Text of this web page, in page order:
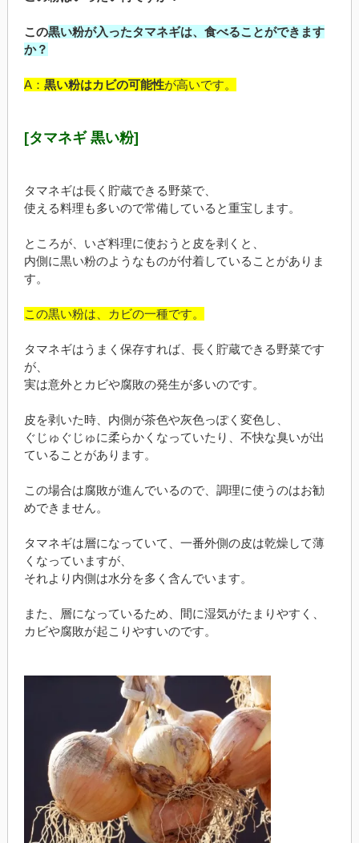
この黒い粉が入ったタマネギは、食べることができます
か？
A： 黒い粉はカビの可能性が高いです。
[タマネギ 黒い粉]
タマネギは長く貯蔵できる野菜で、
使える料理も多いので常備していると重宝します。
ところが、いざ料理に使おうと皮を剥くと、
内側に黒い粉のようなものが付着していることがありま
す。
この黒い粉は、カビの一種です。
タマネギはうまく保存すれば、長く貯蔵できる野菜です
が、
実は意外とカビや腐敗の発生が多いのです。
皮を剥いた時、内側が茶色や灰色っぽく変色し、
ぐじゅぐじゅに柔らかくなっていたり、不快な臭いが出
ていることがあります。
この場合は腐敗が進んでいるので、調理に使うのはお勧
めできません。
タマネギは層になっていて、一番外側の皮は乾燥して薄
くなっていますが、
それより内側は水分を多く含んでいます。
また、層になっているため、間に湿気がたまりやすく、
カビや腐敗が起こりやすいのです。